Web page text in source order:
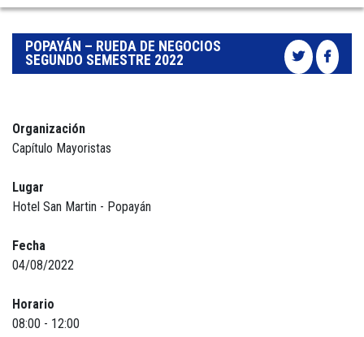
POPAYÁN – RUEDA DE NEGOCIOS
SEGUNDO SEMESTRE 2022
Organización
Capítulo Mayoristas
Lugar
Hotel San Martin - Popayán
Fecha
04/08/2022
Horario
08:00 - 12:00